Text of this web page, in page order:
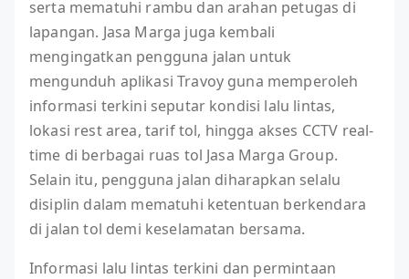
serta mematuhi rambu dan arahan petugas di
lapangan. Jasa Marga juga kembali
mengingatkan pengguna jalan untuk
mengunduh aplikasi Travoy guna memperoleh
informasi terkini seputar kondisi lalu lintas,
lokasi rest area, tarif tol, hingga akses CCTV real-
time di berbagai ruas tol Jasa Marga Group.
Selain itu, pengguna jalan diharapkan selalu
disiplin dalam mematuhi ketentuan berkendara
di jalan tol demi keselamatan bersama.
Informasi lalu lintas terkini dan permintaan